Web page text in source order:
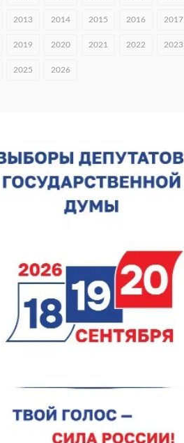
07.08.2026 13:48
строителя
В Нижнем Новгороде прошло совещание
Росгвардии
07.08.2026 12:04
Кратковременные перерывы вещания
телерадиопрограмм ожидаются в Нижнем
Новгороде до 16 августа в связи с покраской
телебашни
07.08.2026 11:20
2013 2014 2015 2016 2017
2019 2020 2021 2022 2023
2025 2026